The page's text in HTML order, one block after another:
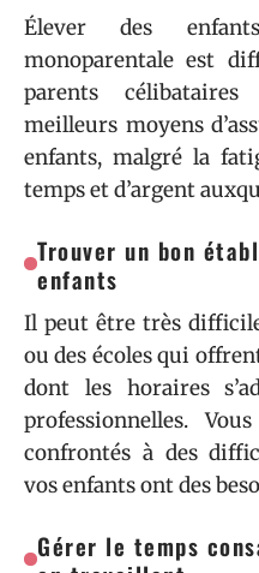
Élever des
monoparentale est
parents
meilleurs moyens
enfants, malgré la
temps et d’argent
Trouver un bon
enfants
Il peut être très
ou des écoles qui
dont les horaires
professionnelles.
confrontés à des
vos enfants ont des
Gérer le temps